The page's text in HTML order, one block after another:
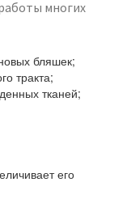
многих
бляшек;
тракта;
тканей;
его